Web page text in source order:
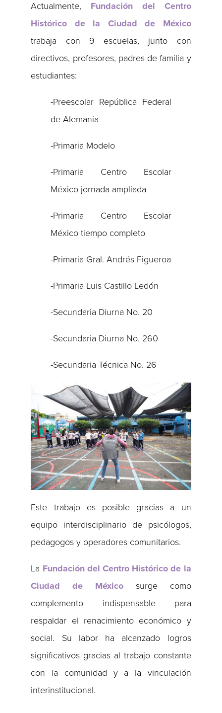
Actualmente, Fundación del Centro
Histórico de la Ciudad de México
trabaja con 9 escuelas, junto con
directivos, profesores, padres de familia y
estudiantes:
-Preescolar República Federal
de Alemania
-Primaria Modelo
-Primaria Centro Escolar
México jornada ampliada
-Primaria Centro Escolar
México tiempo completo
-Primaria Gral. Andrés Figueroa
-Primaria Luis Castillo Ledón
-Secundaria Diurna No. 20
-Secundaria Diurna No. 260
-Secundaria Técnica No. 26
Este trabajo es posible gracias a un
equipo interdisciplinario de psicólogos,
pedagogos y operadores comunitarios.
La Fundación del Centro Histórico de la
Ciudad de México surge como
complemento indispensable para
respaldar el renacimiento económico y
social. Su labor ha alcanzado logros
significativos gracias al trabajo constante
con la comunidad y a la vinculación
interinstitucional.